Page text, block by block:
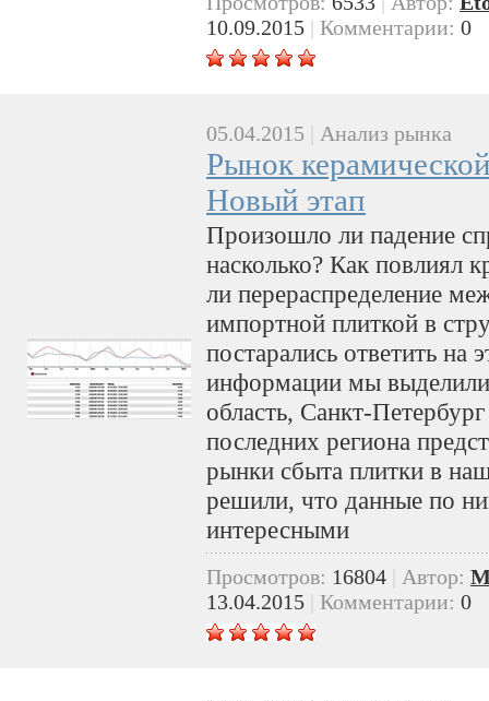
10.09.2015 | Комментарии: 0
05.04.2015 Анализ рынка
Рынок
Новый этап
Произошло ли падение
насколько? Как повлиял
ли перераспределение
импортной плиткой в
постарались ответить на
информации мы
область, Санкт-
последних региона
рынки сбыта плитки в
решили, что данные по
интересными
Просмотров: 16804 Автор:
13.04.2015
Комментарии: 0